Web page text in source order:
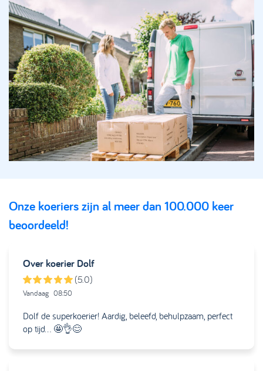
Onze koeriers zijn al meer dan 100.000 keer
beoordeeld!
Over koerier Dolf
(5.0)
Vandaag 08:50
Dolf de superkoerier! Aardig, beleefd, behulpzaam, perfect
op tijd… 🤩👌😊